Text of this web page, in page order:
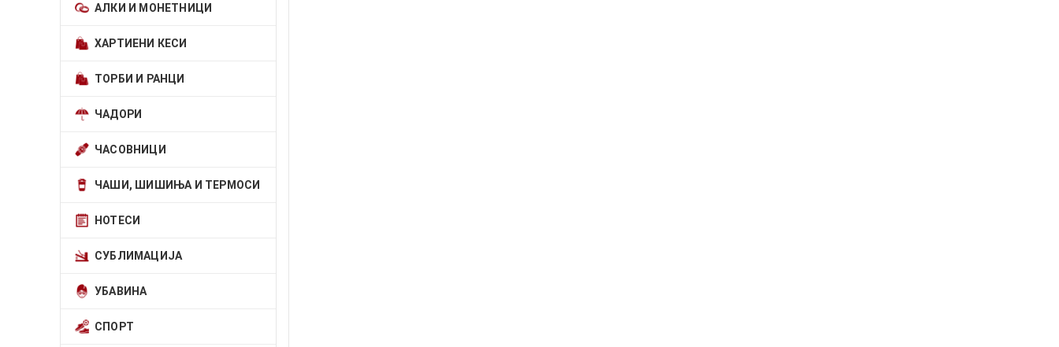
АЛКИ И МОНЕТНИЦИ
ХАРТИЕНИ КЕСИ
ТОРБИ И РАНЦИ
ЧАДОРИ
ЧАСОВНИЦИ
ЧАШИ, ШИШИЊА И ТЕРМОСИ
НОТЕСИ
СУБЛИМАЦИЈА
УБАВИНА
СПОРТ